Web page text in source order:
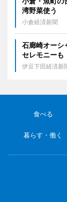
湾野菜使う
小倉経済新聞
石廊崎オー
セレモニーも
伊豆下田経済新
食べる
暮らす・働く